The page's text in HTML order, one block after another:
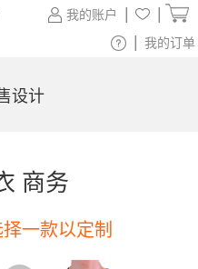
商务
一款以定制
我的账户
我的订单
设计